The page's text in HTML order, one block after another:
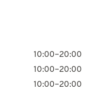
10:00–20:00
10:00–20:00
10:00–20:00